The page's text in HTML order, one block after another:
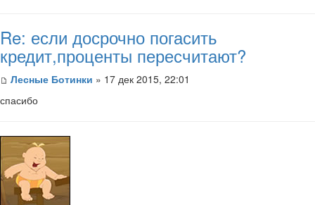
Re: если досрочно погасить
кредит,проценты пересчитают?
Лесные Ботинки » 17 дек 2015, 22:01
спасибо